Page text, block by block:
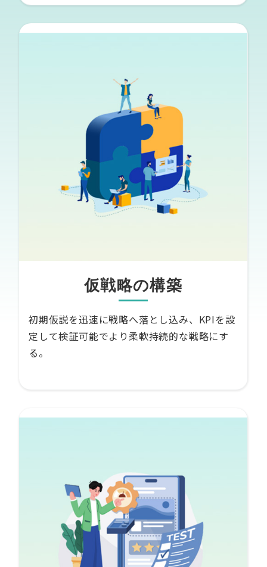
仮戦略の構築
初期仮説を迅速に戦略へ落とし込み、KPIを設
定して検証可能でより柔軟持続的な戦略にす
る。